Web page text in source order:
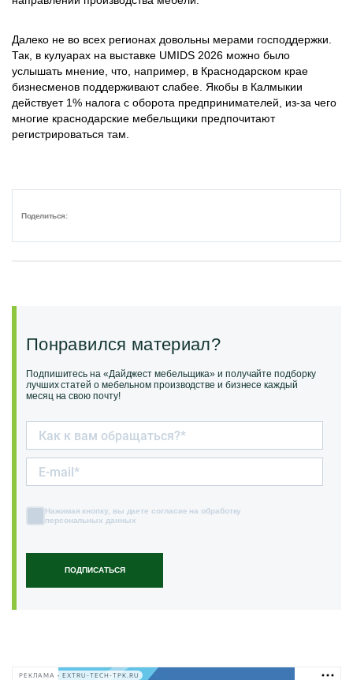
Далеко не во всех регионах довольны мерами господдержки.
Так, в кулуарах на выставке UMIDS 2026 можно было
услышать мнение, что, например, в Краснодарском крае
бизнесменов поддерживают слабее. Якобы в Калмыкии
действует 1% налога с оборота предпринимателей, из-за чего
многие краснодарские мебельщики предпочитают
регистрироваться там.
Поделиться:
Понравился материал?
Подпишитесь на «Дайджест мебельщика» и получайте подборку
лучших статей о мебельном производстве и бизнесе каждый
месяц на свою почту!
ПОДПИСАТЬСЯ
Нажимая кнопку, вы даете согласие на обработку
персональных данных
РЕКЛАМА • EXTRU-TECH-TPK.RU